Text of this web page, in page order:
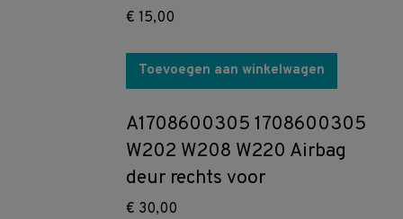
€ 15,00
Toevoegen aan winkelwagen
A1708600305 1708600305
W202 W208 W220 Airbag
deur rechts voor
€ 30,00